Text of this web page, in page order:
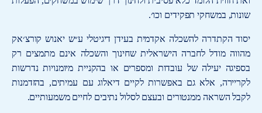
שונות, במשחקי תפקידים וכו׳.
יסוד הקתדרה להשכלה אקדמית בעידן דיגיטלי ע״ש יאנוש קורצ׳אק
מהווה מודל לחברה הישראלית שחינוך והשכלה אינם מתמצים רק
בספיגה יעילה של עובדות ומספרים או בהקניית מיומנויות נדרשות
לקריירה, אלא גם באפשרות לקיים דיאלוג עם עמיתים, בהזדמנות
לקבל השראה ממנטורים ובעצם לסלול נתיבים לחיים משמעותיים.